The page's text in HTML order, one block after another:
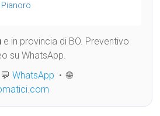
e in provincia di BO. Preventivo
su WhatsApp.
💬WhatsApp • 🌐